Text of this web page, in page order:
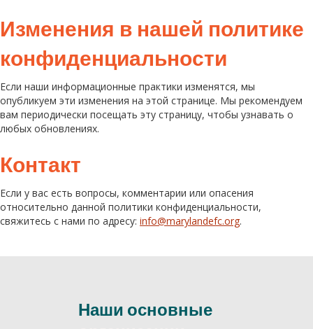
Изменения в нашей политике
конфиденциальности
Если наши информационные практики изменятся, мы
опубликуем эти изменения на этой странице. Мы рекомендуем
вам периодически посещать эту страницу, чтобы узнавать о
любых обновлениях.
Контакт
Если у вас есть вопросы, комментарии или опасения
относительно данной политики конфиденциальности,
свяжитесь с нами по адресу: info@marylandefc.org.
Наши основные